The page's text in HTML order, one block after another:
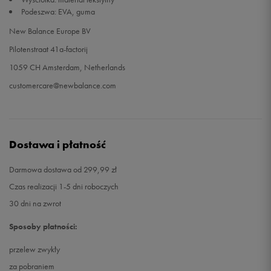
Podeszwa: EVA, guma
New Balance Europe BV
Pilotenstraat 41a-factorij
1059 CH Amsterdam, Netherlands
customercare@newbalance.com
Dostawa i płatność
Darmowa dostawa od 299,99 zł
Czas realizacji 1-5 dni roboczych
30 dni na zwrot
Sposoby płatności:
przelew zwykły
za pobraniem